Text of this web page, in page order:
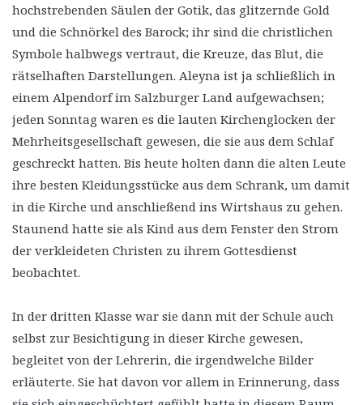
hochstrebenden Säulen der Gotik, das glitzernde Gold
und die Schnörkel des Barock; ihr sind die christlichen
Symbole halbwegs vertraut, die Kreuze, das Blut, die
rätselhaften Darstellungen. Aleyna ist ja schließlich in
einem Alpendorf im Salzburger Land aufgewachsen;
jeden Sonntag waren es die lauten Kirchenglocken der
Mehrheitsgesellschaft gewesen, die sie aus dem Schlaf
geschreckt hatten. Bis heute holten dann die alten Leute
ihre besten Kleidungsstücke aus dem Schrank, um damit
in die Kirche und anschließend ins Wirtshaus zu gehen.
Staunend hatte sie als Kind aus dem Fenster den Strom
der verkleideten Christen zu ihrem Gottesdienst
beobachtet.
In der dritten Klasse war sie dann mit der Schule auch
selbst zur Besichtigung in dieser Kirche gewesen,
begleitet von der Lehrerin, die irgendwelche Bilder
erläuterte. Sie hat davon vor allem in Erinnerung, dass